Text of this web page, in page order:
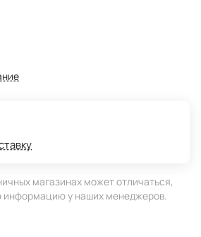
магазинах может отличаться,
информацию у наших менеджеров.